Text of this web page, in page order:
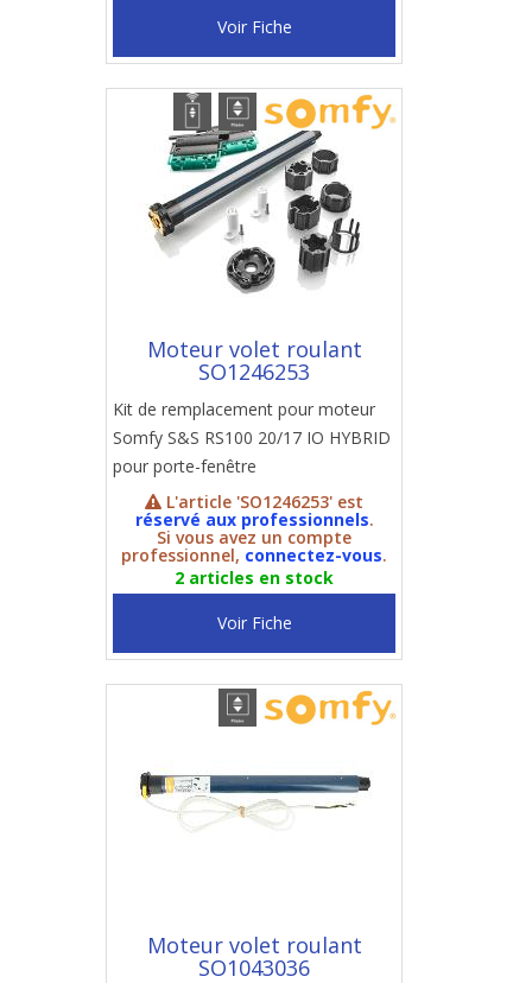
Voir Fiche
Moteur volet roulant
SO1246253
Kit de remplacement pour moteur
Somfy S&S RS100 20/17 IO HYBRID
pour porte-fenêtre
L'article 'SO1246253' est
réservé aux professionnels.
Si vous avez un compte
professionnel, connectez-vous.
2 articles en stock
Voir Fiche
Moteur volet roulant
SO1043036